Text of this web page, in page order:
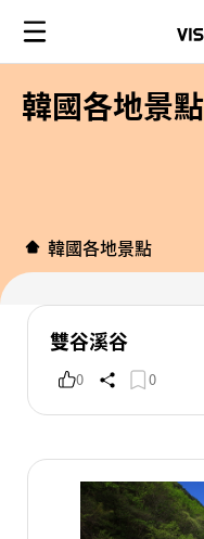
韓國各地景點
韓國各地景點
雙谷溪谷
0 0